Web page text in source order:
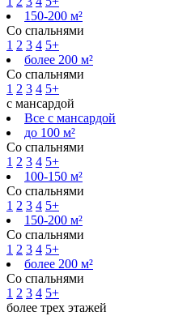
150-200 м²
Со спальнями
1 2 3 4 5+
более 200 м²
Со спальнями
1 2 3 4 5+
с мансардой
Все с мансардой
до 100 м²
Со спальнями
1 2 3 4 5+
100-150 м²
Со спальнями
1 2 3 4 5+
150-200 м²
Со спальнями
1 2 3 4 5+
более 200 м²
Со спальнями
1 2 3 4 5+
более трех этажей